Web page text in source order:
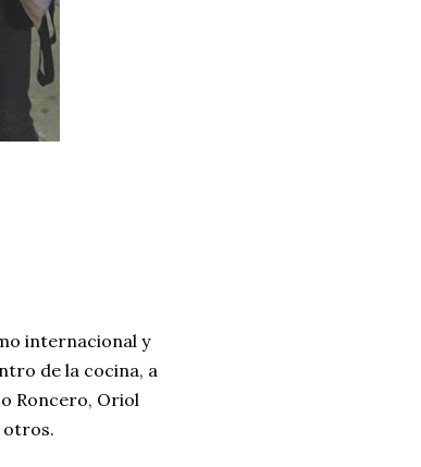
internacional y
de la cocina, a
Roncero, Oriol
otros.